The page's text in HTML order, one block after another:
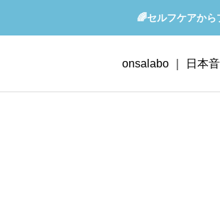
🌈セルフケアか
onsalabo ｜ 日本